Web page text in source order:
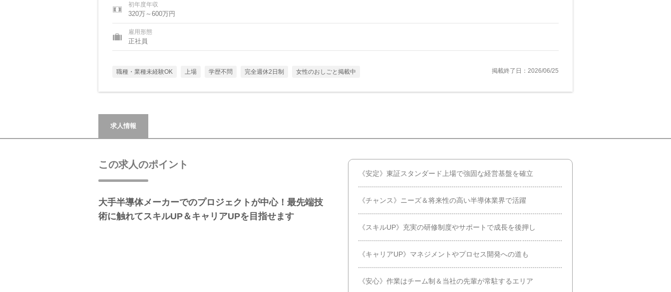
初年度年収
320万～600万円
雇用形態
正社員
職種・業種未経験OK 上場 学歴不問 完全週休2日制 女性のおしごと掲載中 掲載終了日：2026/06/25
求人情報
この求人のポイント
大手半導体メーカーでのプロジェクトが中心！最先端技
術に触れてスキルUP＆キャリアUPを目指せます
《安定》東証スタンダード上場で強固な経営基盤を確立
《チャンス》ニーズ＆将来性の高い半導体業界で活躍
《スキルUP》充実の研修制度やサポートで成長を後押し
《キャリアUP》マネジメントやプロセス開発への道も
《安心》作業はチーム制＆当社の先輩が常駐するエリア